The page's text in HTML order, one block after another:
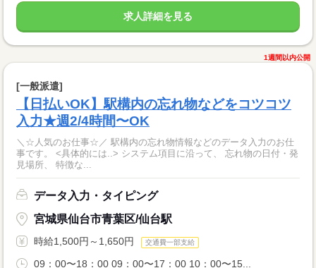
求人詳細を見る
1週間以内公開
[一般派遣]
【日払いOK】駅構内の忘れ物などをコツコツ
入力★週2/4時間〜OK
＼☆人気のお仕事☆／ 駅構内の忘れ物情報などのデータ入力のお仕
事です。 <具体的には..> システム項目に沿って、 忘れ物の日付・発
見場所、 特徴な...
データ入力・タイピング
宮城県仙台市青葉区/仙台駅
時給1,500円～1,650円 交通費一部支給
09：00〜18：00 09：00〜17：00 10：00〜15...